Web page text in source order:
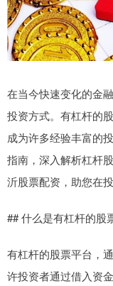
在当今快速变化的金
投资方式。有杠杆的
成为许多经验丰富的
指南，深入解析杠杆
沂股票配资，助您在
## 什么是有杠杆的股
有杠杆的股票平台，
许投资者通过借入资